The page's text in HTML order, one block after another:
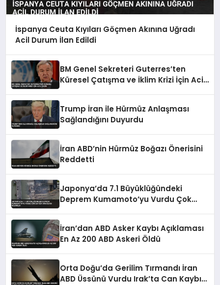
İspanya Ceuta Kıyıları Göçmen Akınına Uğradı
Acil Durum İlan Edildi
BM Genel Sekreteri Guterres’ten
Küresel Çatışma ve İklim Krizi İçin Acil
Trump İran ile Hürmüz Anlaşması
Sağlandığını Duyurdu
İran ABD’nin Hürmüz Boğazı Önerisini
Reddetti
Japonya’da 7.1 Büyüklüğündeki
Deprem Kumamoto’yu Vurdu Çok
İran’dan ABD Asker Kaybı Açıklaması
En Az 200 ABD Askeri Öldü
Orta Doğu’da Gerilim Tırmandı İran
ABD Üssünü Vurdu Irak’ta Can Kaybı